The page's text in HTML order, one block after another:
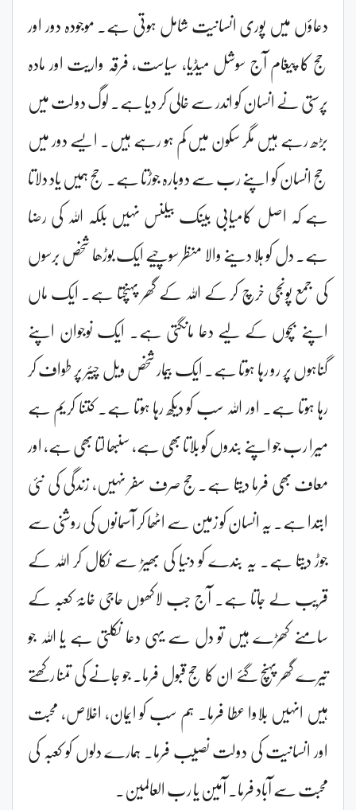
دعاؤں میں پوری انسانیت شامل ہوتی ہے۔ موجودہ دور اور
حج کا پیغام آج سوشل میڈیا، سیاست، فرقہ واریت اور مادہ
پرستی نے انسان کو اندر سے خالی کر دیا ہے۔ لوگ دولت میں
بڑھ رہے ہیں مگر سکون میں کم ہو رہے ہیں۔ ایسے دور میں
حج انسان کو اپنے رب سے دوبارہ جوڑتا ہے۔ حج ہمیں یاد دلاتا
ہے کہ اصل کامیابی بینک بیلنس نہیں بلکہ اللہ کی رضا
ہے۔ دل کو ہلا دینے والا منظر سوچیے ایک بوڑھا شخص برسوں
کی جمع پونجی خرچ کر کے اللہ کے گھر پہنچتا ہے۔ ایک ماں
اپنے بچوں کے لیے دعا مانگتی ہے۔ ایک نوجوان اپنے
گناہوں پر رو رہا ہوتا ہے۔ ایک بیمار شخص ویل چیئر پر طواف کر
رہا ہوتا ہے۔ اور اللہ سب کو دیکھ رہا ہوتا ہے۔ کتنا کریم ہے
میرا رب جو اپنے بندوں کو بلاتا بھی ہے، سنبھالتا بھی ہے، اور
معاف بھی فرما دیتا ہے۔حج صرف سفر نہیں، زندگی کی نئی
ابتدا ہے۔ یہ انسان کو زمین سے اٹھا کر آسمانوں کی روشنی سے
جوڑ دیتا ہے۔ یہ بندے کو دنیا کی بھیڑ سے نکال کر اللہ کے
قریب لے جاتا ہے۔ آج جب لاکھوں حاجی خانۂ کعبہ کے
سامنے کھڑے ہیں تو دل سے یہی دعا نکلتی ہے یا اللہ جو
تیرے گھر پہنچ گئے ان کا حج قبول فرما۔ جو جانے کی تمنا رکھتے
ہیں انہیں بلاوا عطا فرما۔ ہم سب کو ایمان، اخلاص، محبت
اور انسانیت کی دولت نصیب فرما۔ ہمارے دلوں کو کعبہ کی
محبت سے آباد فرما۔ آمین یا رب العالمین۔